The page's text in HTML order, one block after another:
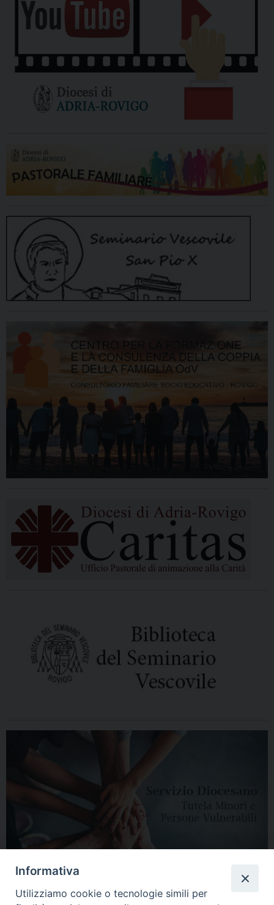
Informativa
Utilizziamo cookie o tecnologie simili per